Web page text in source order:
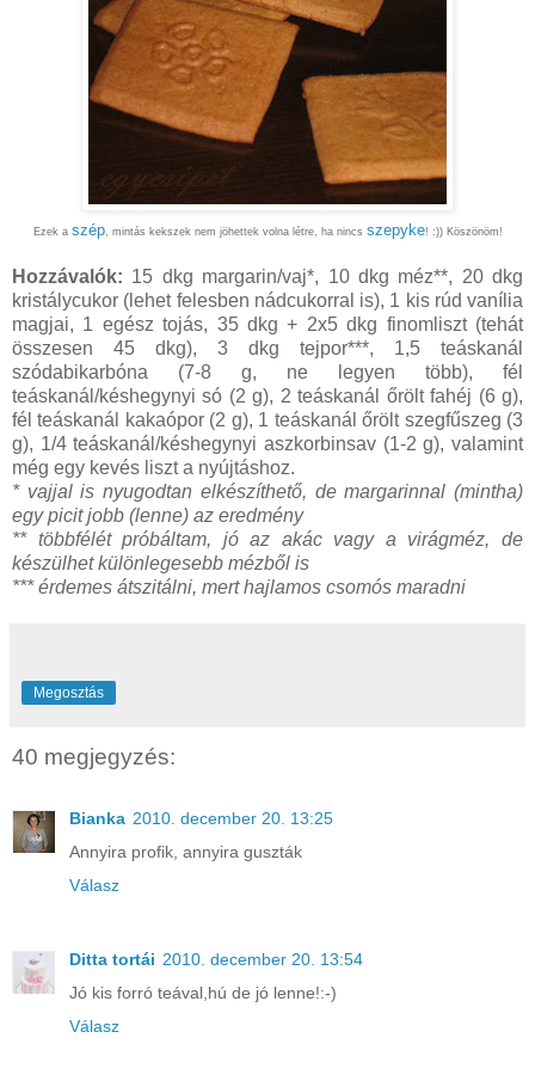
Ezek a szép, mintás kekszek nem jöhettek volna létre, ha nincs szepyke! :)) Köszönöm!
Hozzávalók: 15 dkg margarin/vaj*, 10 dkg méz**, 20 dkg
kristálycukor (lehet felesben nádcukorral is), 1 kis rúd vanília
magjai, 1 egész tojás, 35 dkg + 2x5 dkg finomliszt (tehát
összesen 45 dkg), 3 dkg tejpor***, 1,5 teáskanál
szódabikarbóna (7-8 g, ne legyen több), fél
teáskanál/késhegynyi só (2 g), 2 teáskanál őrölt fahéj (6 g),
fél teáskanál kakaópor (2 g), 1 teáskanál őrölt szegfűszeg (3
g), 1/4 teáskanál/késhegynyi aszkorbinsav (1-2 g), valamint
még egy kevés liszt a nyújtáshoz.
* vajjal is nyugodtan elkészíthető, de margarinnal (mintha)
egy picit jobb (lenne) az eredmény
** többfélét próbáltam, jó az akác vagy a virágméz, de
készülhet különlegesebb mézből is
*** érdemes átszitálni, mert hajlamos csomós maradni
Megosztás
40 megjegyzés:
Bianka 2010. december 20. 13:25
Annyira profik, annyira guszták
Válasz
Ditta tortái 2010. december 20. 13:54
Jó kis forró teával,hú de jó lenne!:-)
Válasz